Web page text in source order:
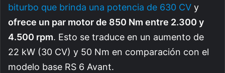
biturbo que brinda una potencia de 630 CV y
ofrece un par motor de 850 Nm entre 2.300 y
4.500 rpm. Esto se traduce en un aumento de
22 kW (30 CV) y 50 Nm en comparación con el
modelo base RS 6 Avant.